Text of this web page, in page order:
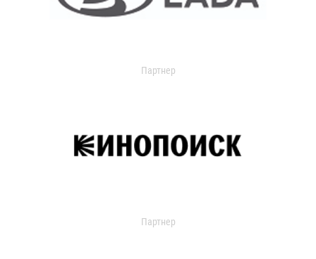
Партнер
Партнер